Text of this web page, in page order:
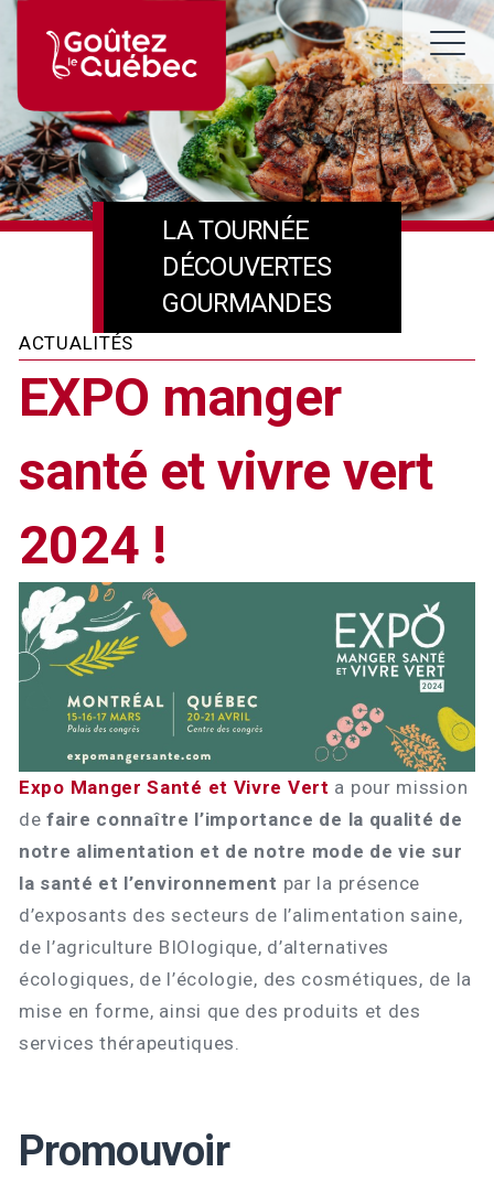
Skip
content
LA TOURNÉE
DÉCOUVERTES
GOURMANDES
ACTUALITÉS
EXPO manger
santé et vivre vert
2024 !
Expo Manger Santé et Vivre Vert a pour mission
defaire connaître l’importance de la qualité de
notre alimentation et de notre mode de vie sur
la santé et l’environnement par la présence
d’exposants des secteurs de l’alimentation saine,
de l’agriculture BIOlogique, d’alternatives
écologiques, de l’écologie, des cosmétiques, de la
mise en forme, ainsi que des produits et des
services thérapeutiques.
Promouvoir